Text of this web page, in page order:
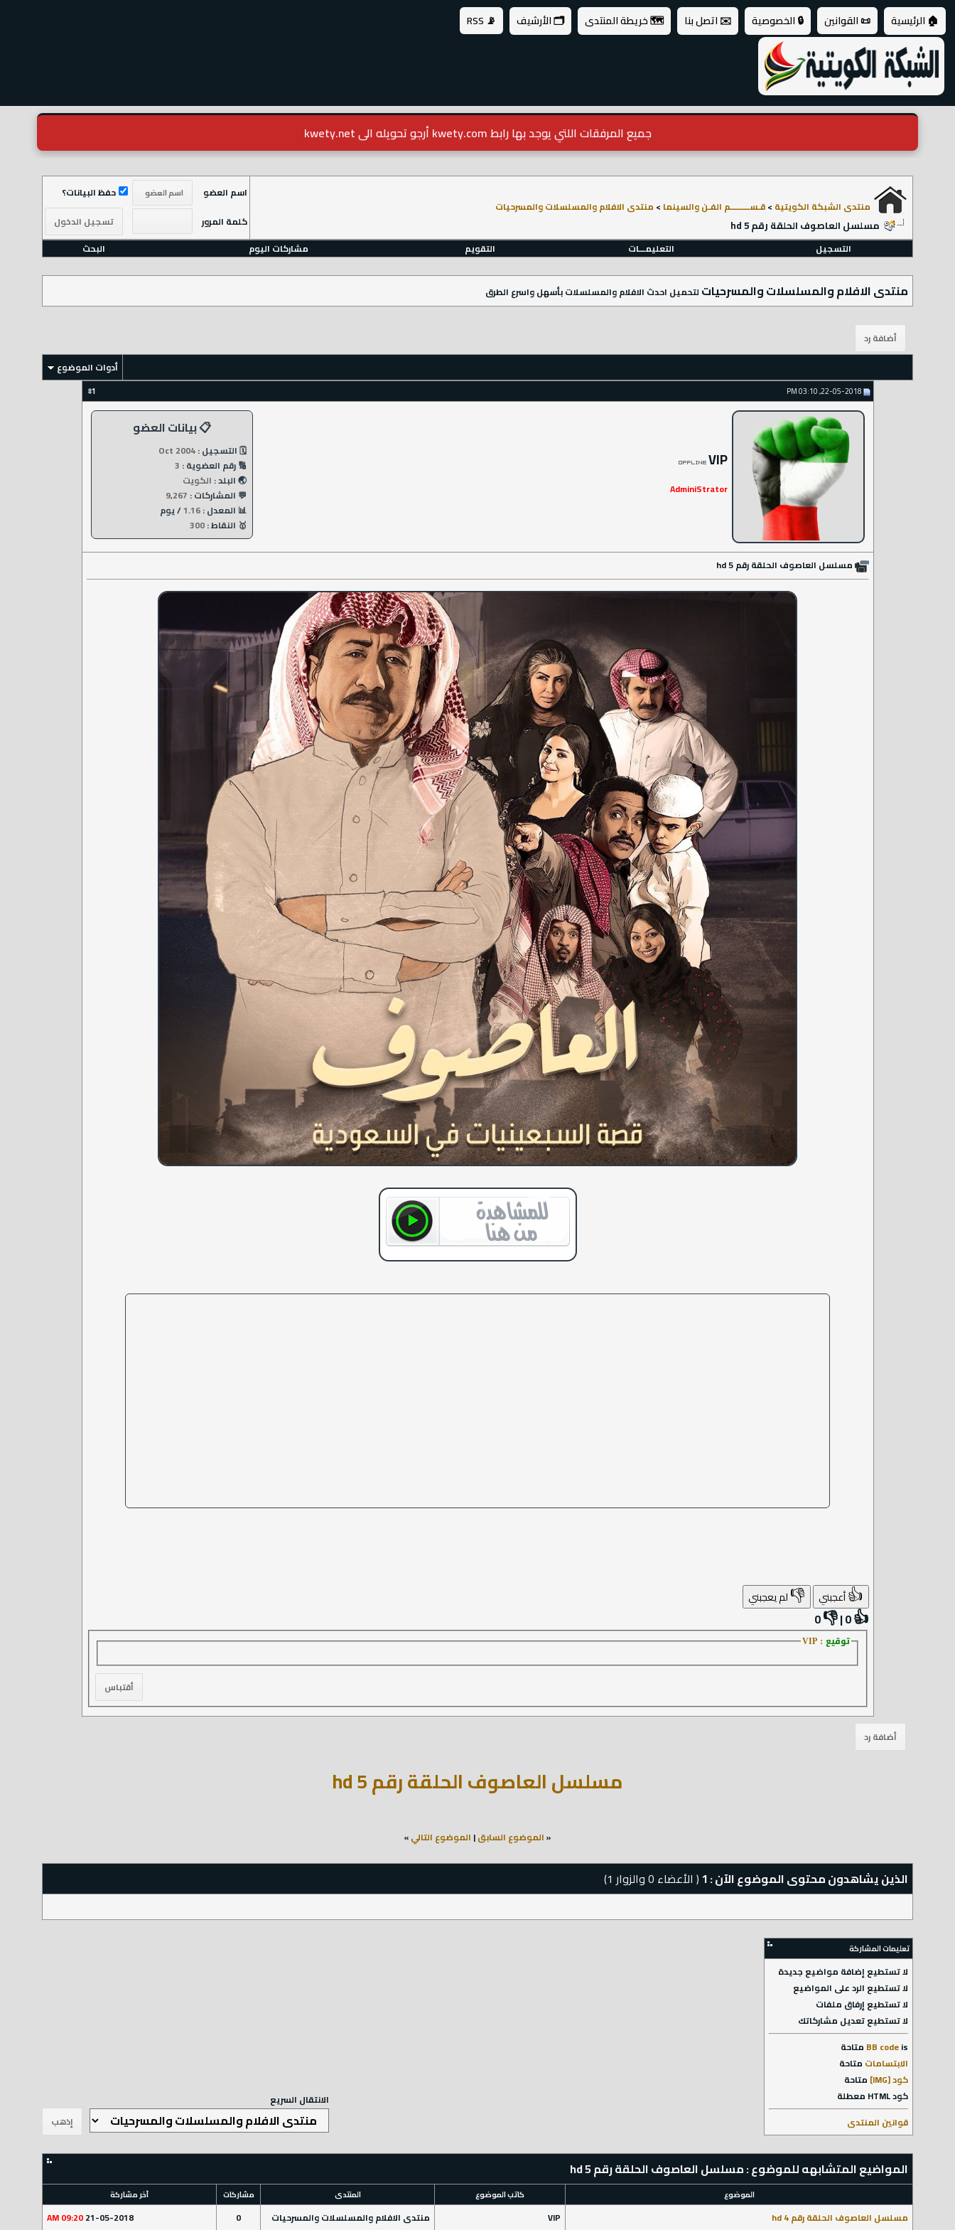
🏠 الرئيسية 📜 القوانين 🔒 الخصوصية ✉️ اتصل بنا 🗺️ خريطة المنتدى 🗂️ الأرشيف 📡 RSS
جميع المرفقات اللتي يوجد بها رابط kwety.com أرجو تحويله الى kwety.net
منتدى الشبكة الكويتية >قـســـــــــم الفـن والسينما > منتدى الافلام والمسلسلات والمسرحيات
مسلسل العاصوف الحلقة رقم 5 hd
اسم العضو
حفظ البيانات؟
كلمة المرور
التسجيل
التعليمـــات التقويم مشاركات اليوم البحث
منتدى الافلام والمسلسلات والمسرحيات لتحميل احدث الافلام والمسلسلات بأسهل واسرع الطرق
أدوات الموضوع
1
VIP
AdminiStrator
📋 بيانات العضو
🗓️ التسجيل :Oct 2004
🔢 رقم العضوية : 3
🌏 البلد : الكويت
💬 المشاركات : 9,267
📊 المعدل :1.16 / يوم
🥇 النقاط :300
مسلسل العاصوف الحلقة رقم 5 hd
👍أعجبني 👎لم يعجبني
👍
0
|
👎
0
توقيع: VIP
مسلسل العاصوف الحلقة رقم 5 hd
«الموضوع السابق| الموضوع التالي»
الذين يشاهدون محتوى الموضوع الآن : 1 ( الأعضاء 0 والزوار 1)
تعليمات المشاركة
لا تستطيع إضافة مواضيع جديدة
لا تستطيع الرد على المواضيع
لا تستطيع إرفاق ملفات
لا تستطيعتعديل مشاركاتك
BB codeis
متاحة
الابتسامات متاحة
كود [IMG]
متاحة
كود HTML
معطلة
قوانين المنتدى
الانتقال السريع
المواضيع المتشابهه للموضوع : مسلسل العاصوف الحلقة رقم 5 hd
الموضوع كاتب الموضوع المنتدى مشاركات آخر مشاركة
مسلسل العاصوف الحلقة رقم 4 hd VIP منتدى الافلام والمسلسلات والمسرحيات 0
21-05-2018
09:20 AM